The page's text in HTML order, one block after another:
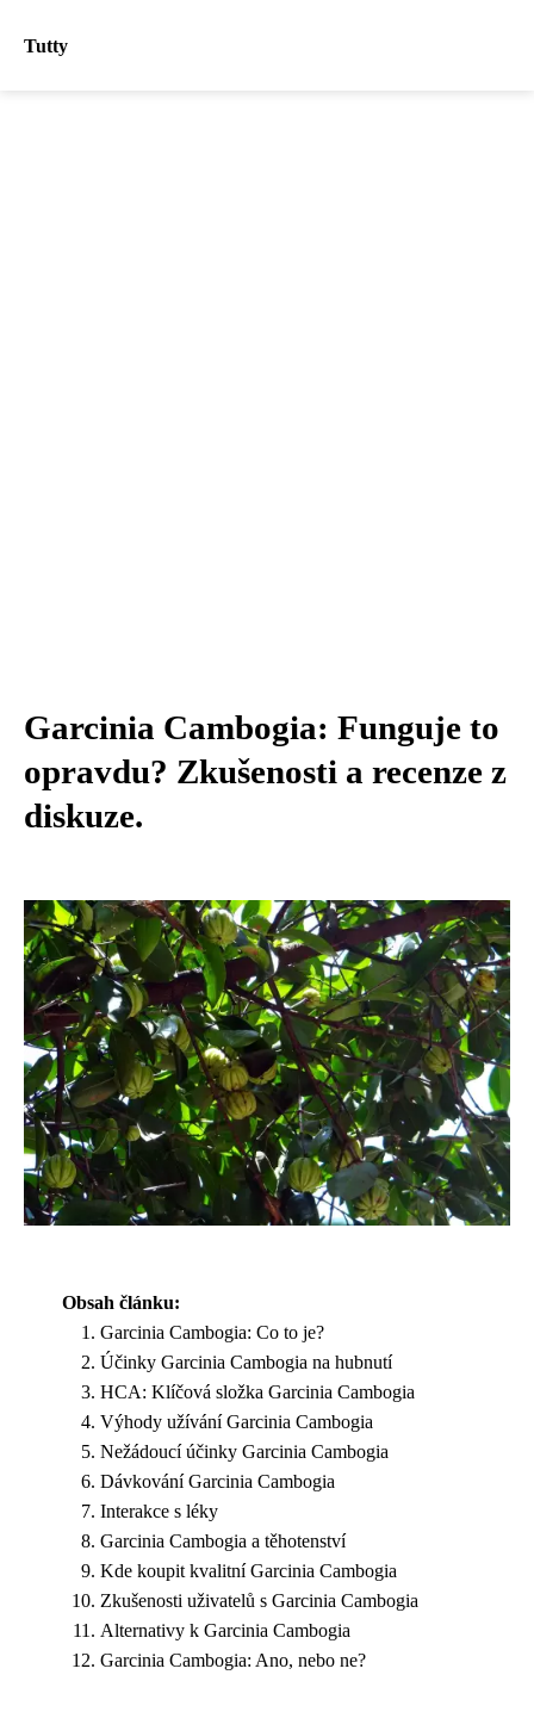
Tutty
Garcinia Cambogia: Funguje to
opravdu? Zkušenosti a recenze z
diskuze.
Obsah článku:
Garcinia Cambogia: Co to je?
Účinky Garcinia Cambogia na hubnutí
HCA: Klíčová složka Garcinia Cambogia
Výhody užívání Garcinia Cambogia
Nežádoucí účinky Garcinia Cambogia
Dávkování Garcinia Cambogia
Interakce s léky
Garcinia Cambogia a těhotenství
Kde koupit kvalitní Garcinia Cambogia
Zkušenosti uživatelů s Garcinia Cambogia
Alternativy k Garcinia Cambogia
Garcinia Cambogia: Ano, nebo ne?